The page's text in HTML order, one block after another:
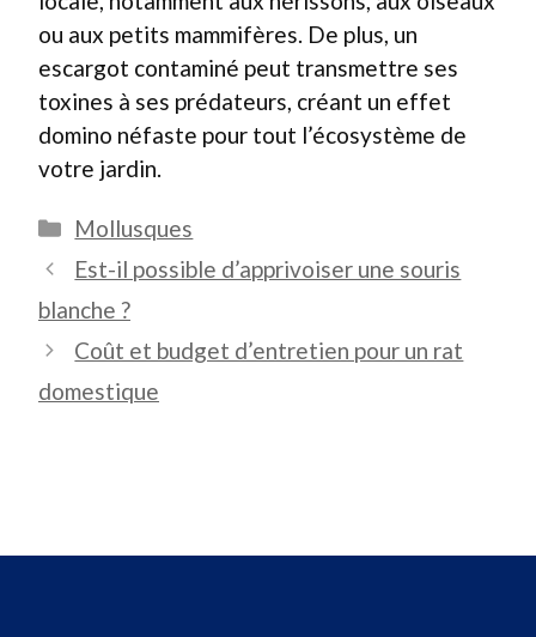
ou aux petits mammifères. De plus, un
escargot contaminé peut transmettre ses
toxines à ses prédateurs, créant un effet
domino néfaste pour tout l’écosystème de
votre jardin.
Catégories
Mollusques
Est-il possible d’apprivoiser une souris
blanche ?
Coût et budget d’entretien pour un rat
domestique